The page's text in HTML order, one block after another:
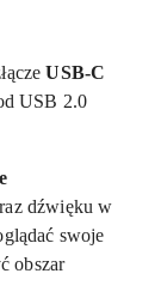
USB-C
USB 2.0
dźwięku w
swoje
obszar